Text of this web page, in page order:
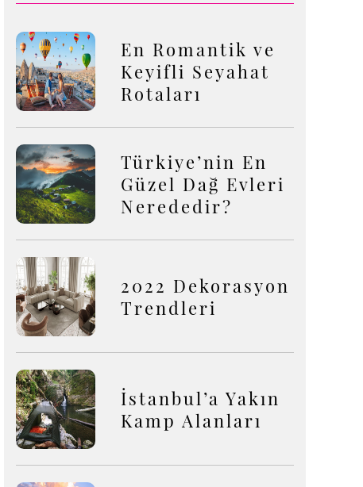
En Romantik ve
Keyifli Seyahat
Rotaları
Türkiye’nin En
Güzel Dağ Evleri
Nerededir?
2022 Dekorasyon
Trendleri
İstanbul’a Yakın
Kamp Alanları